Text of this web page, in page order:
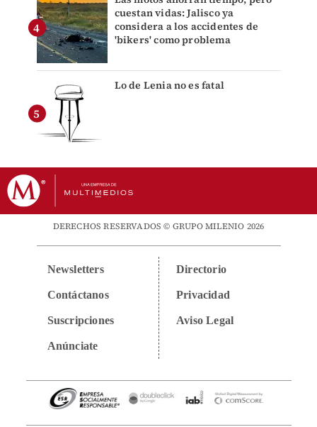
cuestan vidas: Jalisco ya
considera a los accidentes de
'bikers' como problema
Lo de Lenia no es fatal
DERECHOS RESERVADOS © GRUPO MILENIO 2026
Newsletters
Contáctanos
Suscripciones
Anúnciate
Directorio
Privacidad
Aviso Legal